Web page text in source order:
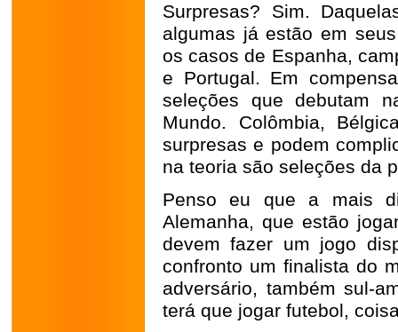
Surpresas? Sim.
algumas já estão em
os casos de Espanha,
e Portugal. Em
seleções que debutam
Mundo. Colômbia,
surpresas e podem
na teoria são seleções da
Penso eu que a mais
Alemanha, que estão
devem fazer um jogo
confronto um finalista do
adversário, também sul-
terá que jogar futebol,